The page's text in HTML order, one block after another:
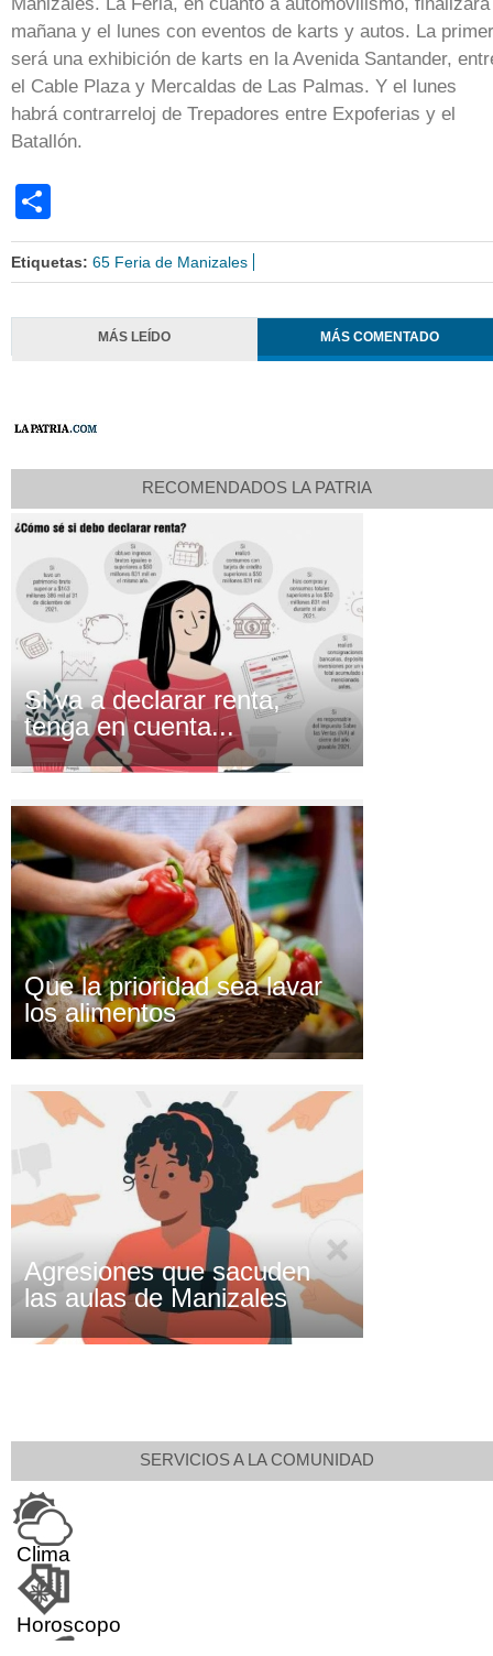
Manizales. La Feria, en cuanto a automovilismo, finalizará
mañana y el lunes con eventos de karts y autos. La
será una exhibición de karts en la Avenida Santander,
el Cable Plaza y Mercaldas de Las Palmas. Y el lunes
habrá contrarreloj de Trepadores entre Expoferias y el
Batallón.
Etiquetas: 65 Feria de Manizales
MÁS LEÍDO MÁS COMENTADO
RECOMENDADOS LA PATRIA
Si va a declarar renta,
tenga en cuenta...
Que la prioridad sea lavar
los alimentos
Agresiones que sacuden
las aulas de Manizales
SERVICIOS A LA COMUNIDAD
Clima
Horoscopo